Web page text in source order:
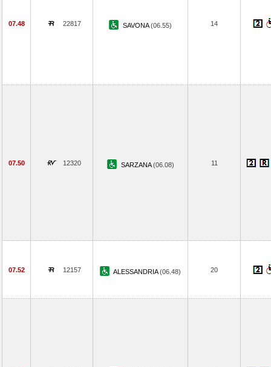
07.48 22817 SAVONA(06.55) 14
07.50 12320 SARZANA(06.08) 11
07.52 12157 ALESSANDRIA(06.48) 20